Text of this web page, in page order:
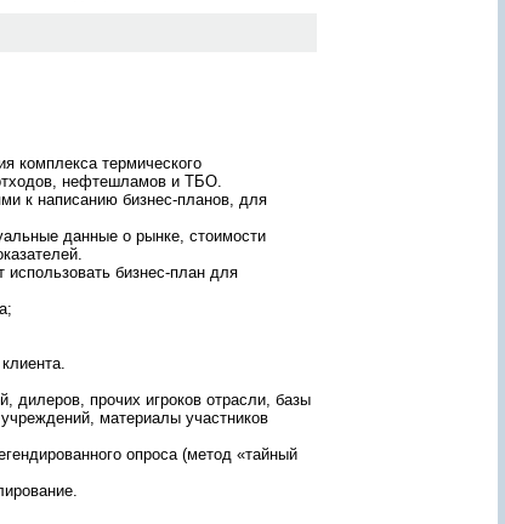
о
!
комплекса термического
нефтешламов и ТБО.
к написанию бизнес-планов, для
данные о рынке, стоимости
использовать бизнес-план для
дилеров, прочих игроков отрасли, базы
материалы участников
опроса (метод «тайный